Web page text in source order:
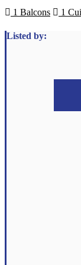
1 Balcons 1
Listed by: